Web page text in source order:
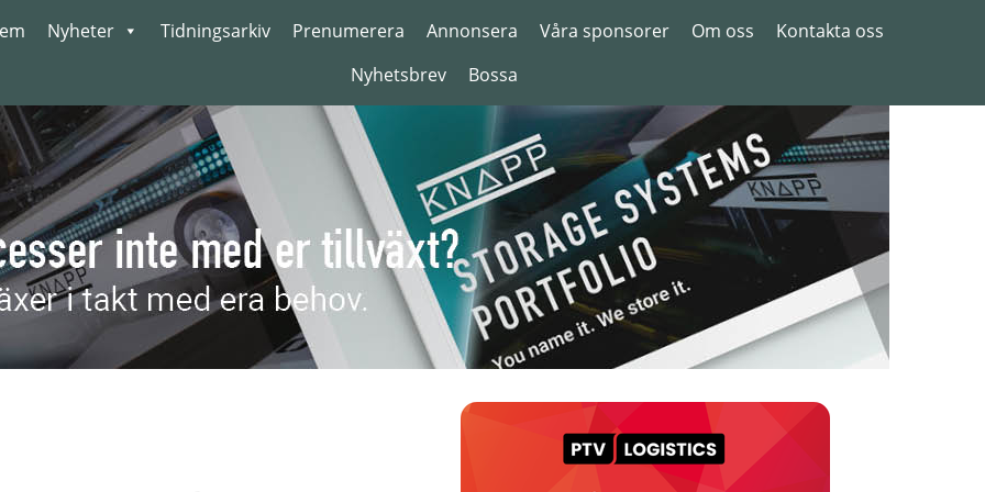
Nyheter Tidningsarkiv Prenumerera Annonsera Våra sponsorer Om oss
Kontakta oss
Nyhetsbrev
Bossa